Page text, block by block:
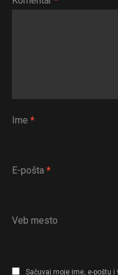
Ime *
E-pošta *
Veb mesto
Sačuvaj moje ime, e-poštu